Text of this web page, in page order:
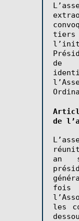
tiers
de
de
an
fois
les